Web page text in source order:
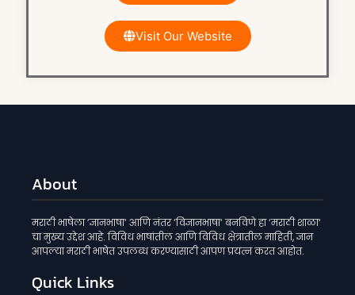
Visit Our Website
About
मराठी भाषेला ‘ज्ञानभाषा‘ आणि नंतर ‘विज्ञानभाषा‘ बनविणे हा ‘मराठी शाळा‘
चा मुख्य उद्देश आहे. विविध भाषांतील आणि विविध क्षेत्रातील माहिती, ज्ञान
आपल्या मराठी भाषेत उपलब्ध करण्यासाठी आपण प्रयत्न करत आहोत.
Quick Links